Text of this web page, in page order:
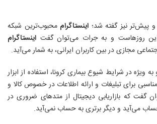
پیش‌تر نیز گفته شد؛ اینستاگرام محبوب‌ترین شبکه
روزهاست و به جرات می‌توان گفت اینستاگرام
مجازی در بین کاربران ایرانی، به شمار می‌آید.
به ویژه در شرایط شیوع بیماری کرونا، استفاده از ابزار
برای تبلیغات و ارائه اطلاعات در خصوص کالا و
که بازاریابی دیجیتال از متدهای ضروری در
می‌آید و دیگر برتری به حساب نمی‌آید.